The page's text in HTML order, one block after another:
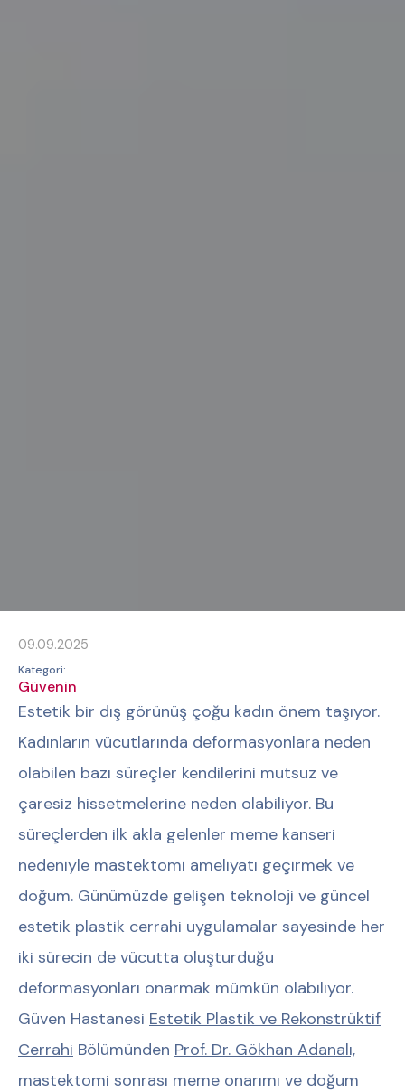
09.09.2025
Kategori:
Güvenin
Estetik bir dış görünüş çoğu kadın önem taşıyor.
Kadınların vücutlarında deformasyonlara neden
olabilen bazı süreçler kendilerini mutsuz ve
çaresiz hissetmelerine neden olabiliyor. Bu
süreçlerden ilk akla gelenler meme kanseri
nedeniyle mastektomi ameliyatı geçirmek ve
doğum. Günümüzde gelişen teknoloji ve güncel
estetik plastik cerrahi uygulamalar sayesinde her
iki sürecin de vücutta oluşturduğu
deformasyonları onarmak mümkün olabiliyor.
Güven Hastanesi Estetik Plastik ve Rekonstrüktif
Cerrahi Bölümünden Prof. Dr. Gökhan Adanalı,
mastektomi sonrası meme onarımı ve doğum